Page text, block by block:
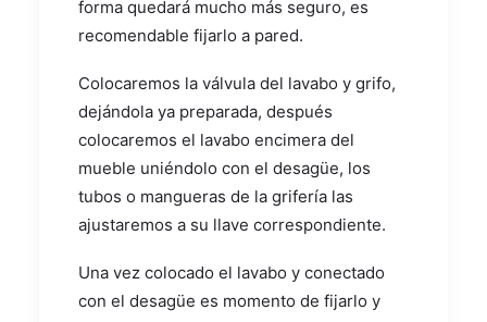
forma quedará mucho más seguro, es
recomendable fijarlo a pared.
Colocaremos la válvula del lavabo y grifo,
dejándola ya preparada, después
colocaremos el lavabo encimera del
mueble uniéndolo con el desagüe, los
tubos o mangueras de la grifería las
ajustaremos a su llave correspondiente.
Una vez colocado el lavabo y conectado
con el desagüe es momento de fijarlo y